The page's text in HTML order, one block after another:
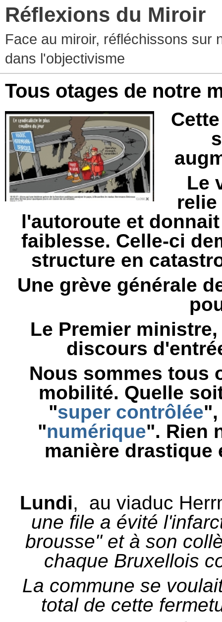
Réflexions du Miroir
Face au miroir, réfléchissons sur
dans l'objectivisme
Tous otages de notre
Le
relie
l'autoroute et
faiblesse. Celle-ci
structure en
Une grève générale
Le Premier
discours
Nous sommes tous
mobilité. Quelle
"super contrôlée
"numérique". Rien
manière drastique
Lundi, au viaduc
une file a évité
brousse" et à son
chaque Bruxellois
La commune se
total de cette